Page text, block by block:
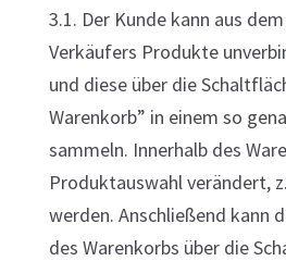
3.1. Der Kunde kann aus
Verkäufers Produkte
und diese über die
Warenkorb” in einem so
sammeln. Innerhalb des
Produktauswahl verändert,
werden. Anschließend kann
des Warenkorbs über die